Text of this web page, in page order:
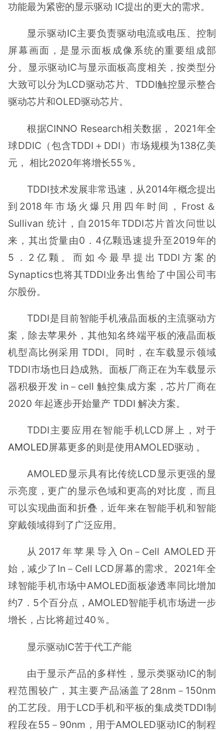
功能最为紧密的显示驱动 IC提出的更大的需求。
显示驱动IC主要负责驱动电流或电压、控制
屏幕画面，是显示面板成像系统的重要组成部
分。显示驱动IC与显示面板高度相关，按类型分
大致可以分为LCD驱动芯片、TDDI触控显示整合
驱动芯片和OLED驱动芯片。
根据CINNO Research相关数据， 2021年全
球DDIC（包含TDDI＋DDI）市场规模为138亿美
元， 相比2020年将增长55％。
TDDI技术发展非常迅速，从2014年概念提出
到2018年市场火爆只用四年时间，Frost＆
Sullivan 统计，自2015年TDDI芯片首次问世以
来，其出货量由0．4亿颗迅速提升至2019年的
5．2亿颗。而如今最早提出TDDI方案的
Synaptics也将其TDDI业务出售给了中国公司韦
尔股份。
TDDI是目前智能手机液晶面板的主流驱动方
案，除去苹果外，其他知名终端平板的液晶面板
机型高比例采用 TDDI。同时，在车载显示领域
TDDI市场也日趋成熟。面板厂商正在为车载显示
器积极开发 in－cell 触控集成方案，芯片厂商在
2020 年起逐步开始量产 TDDI 解决方案。
TDDI主要应用在智能手机LCD屏上，对于
AMOLED屏幕更多的则是使用AMOLED驱动 。
AMOLED显示具有比传统LCD显示更强的显
示亮度，更广的显示色域和更高的对比度，而且
可以实现曲面和折叠，近年来在智能手机和智能
穿戴领域得到了广泛应用。
从2017年苹果导入On－Cell AMOLED开
始，减少了In－Cell LCD屏幕的需求。2021年全
球智能手机市场中AMOLED面板渗透率同比增加
约7．5个百分点，AMOLED智能手机市场进一步
增长，占比将超过40％。
显示驱动IC苦于代工产能
由于显示产品的多样性，显示类驱动IC的制
程范围较广，其主要产品涵盖了28nm－150nm
的工艺段。用于LCD手机和平板的集成类TDDI制
程段在55－90nm，用于AMOLED驱动IC的制程